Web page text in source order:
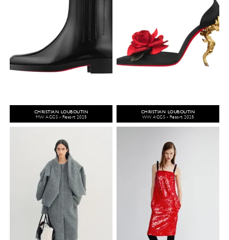
CHRISTIAN LOUBOUTIN
MW ACCS - Resort 2025
CHRISTIAN LOUBOUTIN
WW ACCS - Resort 2025